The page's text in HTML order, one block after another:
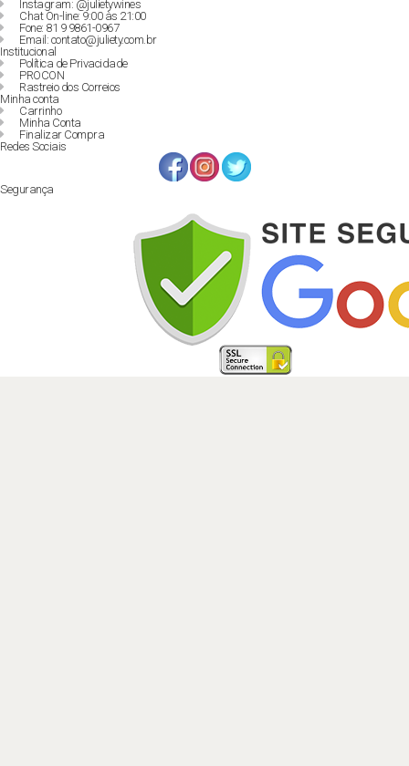
Instagram: @julietywines
Chat On-line: 9:00 às 21:00
Fone: 81 9 9861-0967
Email: contato@juliety.com.br
Institucional
Política de Privacidade
PROCON
Rastreio dos Correios
Minha conta
Carrinho
Minha Conta
Finalizar Compra
Redes Sociais
Segurança